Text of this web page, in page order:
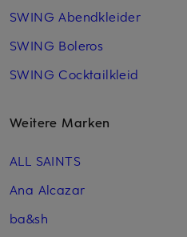
SWING Abendkleider
SWING Boleros
SWING Cocktailkleid
Weitere Marken
ALL SAINTS
Ana Alcazar
ba&sh